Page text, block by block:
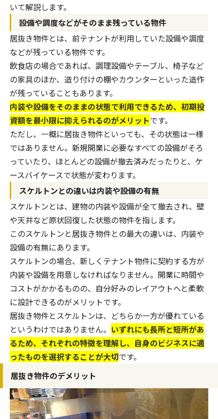
いて解説します。
設備や調度などがそのまま残っている物件
居抜き物件とは、前テナントが利用していた設備や調度
などが残っている物件です。
飲食店の場合であれば、調理設備やテーブル、椅子など
の家具のほか、造り付けの棚やカウンターといった造作
が残っていることもあります。
内装や設備をそのままの状態で利用できるため、初期投
資額を最小限に抑えられるのがメリットです。
ただし、一概に居抜き物件といっても、その状態は一様
ではありません。新規開業に必要なすべての設備がそろ
っていたり、ほとんどの設備が撤去済みだったりと、ケ
ースバイケースで状態が変わります。
スケルトンとの違いは内装や設備の有無
スケルトンとは、建物の内装や設備が全て撤去され、壁
や天井など原状回復した状態の物件を指します。
このスケルトンと居抜き物件との最大の違いは、内装や
設備の有無にあります。
スケルトンの場合、新しくテナント物件に契約する方が
内装や設備を用意しなければなりません。開業に時間や
コストがかかるものの、自分好みのレイアウトへと柔軟
に設計できるのがメリットです。
居抜き物件とスケルトンは、どちらか一方が優れている
というわけではありません。 いずれにも長所と短所があ
るため、それぞれの特徴を理解し、自身のビジネスに適
ったものを選択することが大切です。
居抜き物件のデメリット